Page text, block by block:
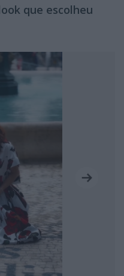
que escolheu